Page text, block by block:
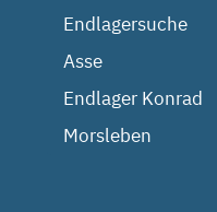
Endlagersuche
Asse
Endlager Konrad
Morsleben